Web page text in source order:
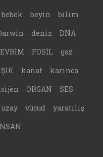
bebek beyin
bilim
deniz
DNA
EVRİM FOSİL
gaz
kanat
karınca
ORGAN
SES
uzay vücud
yaratılış